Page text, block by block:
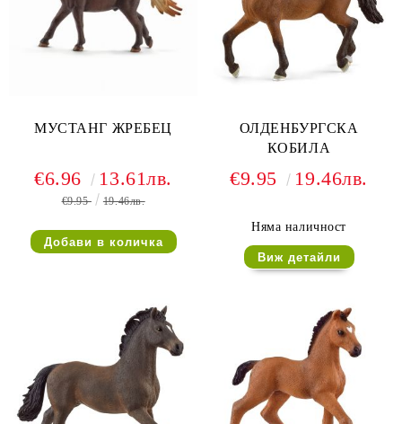
МУСТАНГ ЖРЕБЕЦ
€6.96 13.61лв.
€9.95 19.46лв.
ОЛДЕНБУРГСКА
КОБИЛА
€9.95 19.46лв.
Няма наличност
Виж детайли